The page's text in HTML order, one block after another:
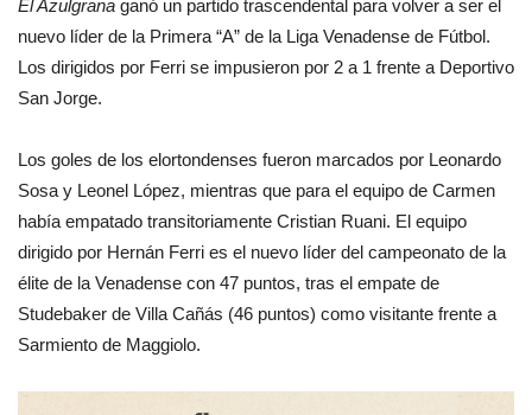
El Azulgrana ganó un partido trascendental para volver a ser el
nuevo líder de la Primera “A” de la Liga Venadense de Fútbol.
Los dirigidos por Ferri se impusieron por 2 a 1 frente a Deportivo
San Jorge.
Los goles de los elortondenses fueron marcados por Leonardo
Sosa y Leonel López, mientras que para el equipo de Carmen
había empatado transitoriamente Cristian Ruani. El equipo
dirigido por Hernán Ferri es el nuevo líder del campeonato de la
élite de la Venadense con 47 puntos, tras el empate de
Studebaker de Villa Cañás (46 puntos) como visitante frente a
Sarmiento de Maggiolo.